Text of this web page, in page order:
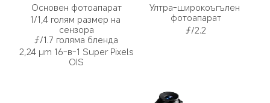
Основен фотоапарат
1/1,4 голям размер на
сензора
ƒ/1.7 голяма бленда
2,24 μm 16-в-1 Super Pixels
OIS
Ултра-широкоъгълен
фотоапарат
ƒ/2.2